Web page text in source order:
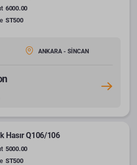
6000.00
ST500
ANKARA - SİNCAN
Hasır Q106/106
5000.00
ST500